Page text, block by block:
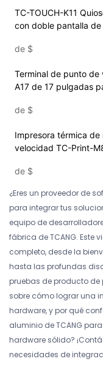
TC-TOUCH-K11
con doble pantalla
rápida
de $
Terminal de punto de
A17 de 17 pulgadas
de $
Impresora térmica
velocidad TC-Print-
mm.
de $
¿Eres un proveedor de
para integrar tus
equipo de
fábrica de TCANG. Este
completo, desde la
hasta las profundas
pruebas de producto
sobre cómo lograr una
hardware, y por qué
aluminio de TCANG
hardware sólido?
necesidades de